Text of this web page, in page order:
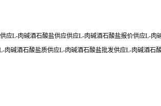
L-肉碱酒石酸盐供应供应L-肉碱酒石酸盐报价供应L-肉
碱酒石酸盐质供应L-肉碱酒石酸盐批发供应L-肉碱酒石